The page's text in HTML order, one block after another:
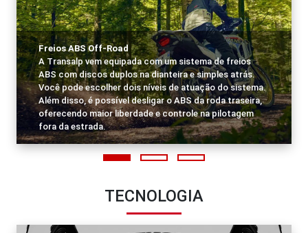
Freios ABS Off-Road
A Transalp vem equipada com um sistema de freios
ABS com discos duplos na dianteira e simples atrás.
Você pode escolher dois níveis de atuação do sistema.
Além disso, é possível desligar o ABS da roda traseira,
oferecendo maior liberdade e controle na pilotagem
fora da estrada.
TECNOLOGIA